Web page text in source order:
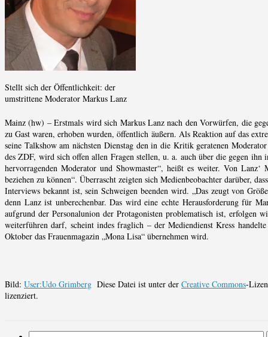
Stellt sich der Öffentlichkeit: der
umstrittene Moderator Markus Lanz
Mainz (hw) – Erstmals wird sich Markus Lanz nach den Vorwürfen, die
zu Gast waren, erhoben wurden, öffentlich äußern. Als Reaktion auf das
seine Talkshow am nächsten Dienstag den in die Kritik geratenen
des ZDF, wird sich offen allen Fragen stellen, u. a. auch über die gegen
hervorragenden Moderator und Showmaster“, heißt es weiter. Von
beziehen zu können“. Überrascht zeigten sich Medienbeobachter darüber,
Interviews bekannt ist, sein Schweigen beenden wird. „Das zeugt von
denn Lanz ist unberechenbar. Das wird eine echte Herausforderung für
aufgrund der Personalunion der Protagonisten problematisch ist,
weiterführen darf, scheint indes fraglich – der Mediendienst Kress
Oktober das Frauenmagazin „Mona Lisa“ übernehmen wird.
Bild: User:Udo Grimberg Diese Datei ist unter der Creative Commons-
lizenziert.